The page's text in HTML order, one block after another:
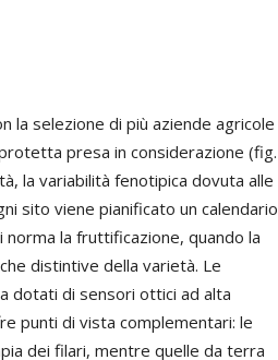
la selezione di più aziende agricole
presa in considerazione (fig.
la variabilità fenotipica dovuta alle
sito viene pianificato un calendario
la fruttificazione, quando la
distintive della varietà. Le
dotati di sensori ottici ad alta
punti di vista complementari: le
dei filari, mentre quelle da terra